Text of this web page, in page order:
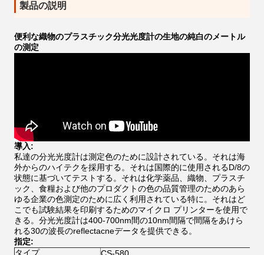
製品の説明
便利な織物のプラスチック分光光度計の生地の純白のメートル
の測定
導入:
私達の分光光度計は測定色のために設計されている。それは海
外からのハイテクを採用する。それは国際的に使用されるD/8の
状態に基づいてテストする。それは化学薬品、織物、プラスチ
ック、食糧および他のプロダクトの色の品質管理のためのあら
ゆる企業の色測定のために広く利用されている特に。それはど
こでも試験結果を印刷するためのマイクロ プリンターを使用で
きる。分光光度計は400-700nm間の10nm間隔で間隔をあけら
れる30の波長のreflectacneデータを提供できる。
指定:
タイプ